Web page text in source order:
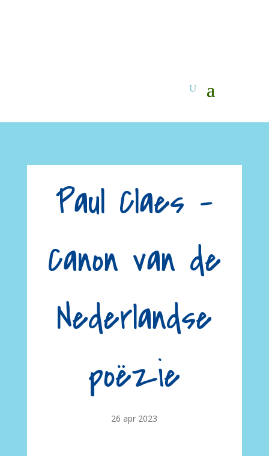
Paul Claes –
Canon van de
Nederlandse
poëzie
26 apr 2023